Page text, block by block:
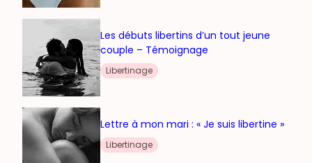
Les débuts libertins d’un tout jeune
couple – Témoignage
Libertinage
Lettre à mon mari : « Je suis libertine »
Libertinage